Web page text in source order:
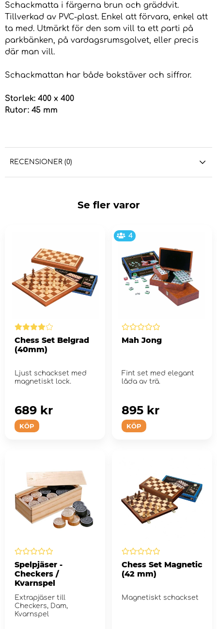
Schackmatta i färgerna brun och gräddvit.
Tillverkad av PVC-plast. Enkel att förvara, enkel att
ta med. Utmärkt för den som vill ta ett parti på
parkbänken, på vardagsrumsgolvet, eller precis
där man vill.
Schackmattan har både bokstäver och siffror.
Storlek: 400 x 400
Rutor: 45 mm
RECENSIONER (0)
Se fler varor
Chess Set Belgrad
(40mm)
Ljust schackset med
magnetiskt lock.
KÖP
689 kr
4
Mah Jong
Fint set med elegant
låda av trä.
KÖP
895 kr
Spelpjäser -
Checkers /
Kvarnspel
Extrapjäser till
Checkers, Dam,
Kvarnspel
Chess Set Magnetic
(42 mm)
Magnetiskt schackset